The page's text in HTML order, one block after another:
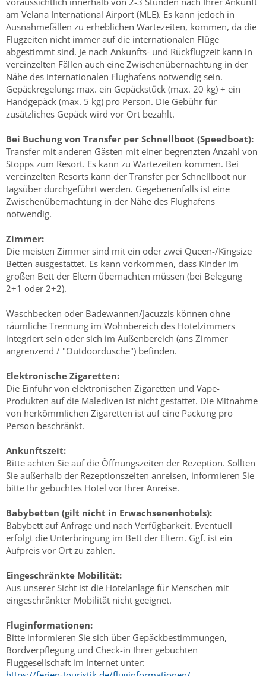
am Velana International Airport (MLE). Es kann jedoch in
Ausnahmefällen zu erheblichen Wartezeiten, kommen, da die
Flugzeiten nicht immer auf die internationalen Flüge
abgestimmt sind. Je nach Ankunfts- und Rückflugzeit kann in
vereinzelten Fällen auch eine Zwischenübernachtung in der
Nähe des internationalen Flughafens notwendig sein.
Gepäckregelung: max. ein Gepäckstück (max. 20 kg) + ein
Handgepäck (max. 5 kg) pro Person. Die Gebühr für
zusätzliches Gepäck wird vor Ort bezahlt.
Bei Buchung von Transfer per Schnellboot (Speedboat):
Transfer mit anderen Gästen mit einer begrenzten Anzahl von
Stopps zum Resort. Es kann zu Wartezeiten kommen. Bei
vereinzelten Resorts kann der Transfer per Schnellboot nur
tagsüber durchgeführt werden. Gegebenenfalls ist eine
Zwischenübernachtung in der Nähe des Flughafens
notwendig.
Zimmer:
Die meisten Zimmer sind mit ein oder zwei Queen-/Kingsize
Betten ausgestattet. Es kann vorkommen, dass Kinder im
großen Bett der Eltern übernachten müssen (bei Belegung
2+1 oder 2+2).
Waschbecken oder Badewannen/Jacuzzis können ohne
räumliche Trennung im Wohnbereich des Hotelzimmers
integriert sein oder sich im Außenbereich (ans Zimmer
angrenzend / "Outdoordusche") befinden.
Elektronische Zigaretten:
Die Einfuhr von elektronischen Zigaretten und Vape-
Produkten auf die Malediven ist nicht gestattet. Die Mitnahme
von herkömmlichen Zigaretten ist auf eine Packung pro
Person beschränkt.
Ankunftszeit:
Bitte achten Sie auf die Öffnungszeiten der Rezeption. Sollten
Sie außerhalb der Rezeptionszeiten anreisen, informieren Sie
bitte Ihr gebuchtes Hotel vor Ihrer Anreise.
Babybetten (gilt nicht in Erwachsenenhotels):
Babybett auf Anfrage und nach Verfügbarkeit. Eventuell
erfolgt die Unterbringung im Bett der Eltern. Ggf. ist ein
Aufpreis vor Ort zu zahlen.
Eingeschränkte Mobilität:
Aus unserer Sicht ist die Hotelanlage für Menschen mit
eingeschränkter Mobilität nicht geeignet.
Fluginformationen:
Bitte informieren Sie sich über Gepäckbestimmungen,
Bordverpflegung und Check-in Ihrer gebuchten
Fluggesellschaft im Internet unter: